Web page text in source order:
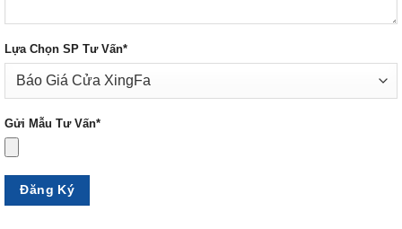
Lựa Chọn SP Tư Vấn*
Gửi Mẫu Tư Vấn*